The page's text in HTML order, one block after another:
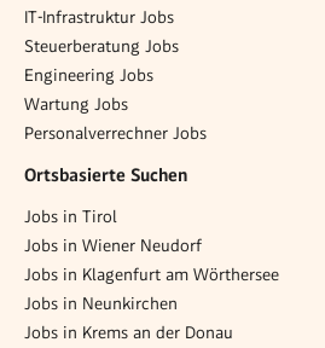
IT-Infrastruktur Jobs
Steuerberatung Jobs
Engineering Jobs
Wartung Jobs
Personalverrechner Jobs
Ortsbasierte Suchen
Jobs in Tirol
Jobs in Wiener Neudorf
Jobs in Klagenfurt am Wörthersee
Jobs in Neunkirchen
Jobs in Krems an der Donau